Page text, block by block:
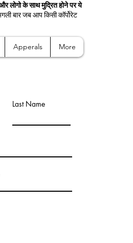
लोगो के साथ मुद्रित होने पर ये
बार जब आप किसी कॉर्पोरेट
Apperals More
Last Name